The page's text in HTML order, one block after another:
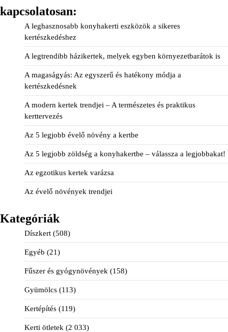
kapcsolatosan:
A leghasznosabb konyhakerti eszközök a sikeres
kertészkedéshez
A legtrendibb házikertek, melyek egyben környezetbarátok is
A magaságyás: Az egyszerű és hatékony módja a
kertészkedésnek
A modern kertek trendjei – A természetes és praktikus
kerttervezés
Az 5 legjobb évelő növény a kertbe
Az 5 legjobb zöldség a konyhakertbe – válassza a legjobbakat!
Az egzotikus kertek varázsa
Az évelő növények trendjei
Kategóriák
Díszkert (508)
Egyéb (21)
Fűszer és gyógynövények (158)
Gyümölcs (113)
Kertépítés (119)
Kerti ötletek (2 033)